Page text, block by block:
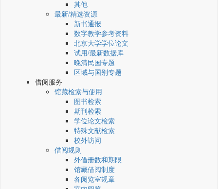
其他
最新/精选资源
新书通报
数字教学参考资料
北京大学学位论文
试用/最新数据库
晚清民国专题
区域与国别专题
借阅服务
馆藏检索与使用
图书检索
期刊检索
学位论文检索
特殊文献检索
校外访问
借阅规则
外借册数和期限
馆藏借阅制度
各阅览室规章